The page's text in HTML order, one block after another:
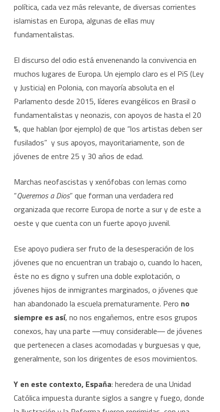
política, cada vez más relevante, de diversas corrientes
islamistas en Europa, algunas de ellas muy
fundamentalistas.
El discurso del odio está envenenando la convivencia en
muchos lugares de Europa. Un ejemplo claro es el PiS (Ley
y Justicia) en Polonia, con mayoría absoluta en el
Parlamento desde 2015, líderes evangélicos en Brasil o
fundamentalistas y neonazis, con apoyos de hasta el 20
%, que hablan (por ejemplo) de que “los artistas deben ser
fusilados” y sus apoyos, mayoritariamente, son de
jóvenes de entre 25 y 30 años de edad.
Marchas neofascistas y xenófobas con lemas como
“Queremos a Dios” que forman una verdadera red
organizada que recorre Europa de norte a sur y de este a
oeste y que cuenta con un fuerte apoyo juvenil.
Ese apoyo pudiera ser fruto de la desesperación de los
jóvenes que no encuentran un trabajo o, cuando lo hacen,
éste no es digno y sufren una doble explotación, o
jóvenes hijos de inmigrantes marginados, o jóvenes que
han abandonado la escuela prematuramente. Pero no
siempre es así, no nos engañemos, entre esos grupos
conexos, hay una parte ―muy considerable― de jóvenes
que pertenecen a clases acomodadas y burguesas y que,
generalmente, son los dirigentes de esos movimientos.
Y en este contexto, España: heredera de una Unidad
Católica impuesta durante siglos a sangre y fuego, donde